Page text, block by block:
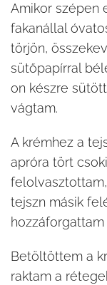
Amikor szépen
fakanállal
törjön,
sütőpapírral
on készre
vágtam.
A krémhez a
apróra tört
tejszn másik
Betöltöttem a
raktam a